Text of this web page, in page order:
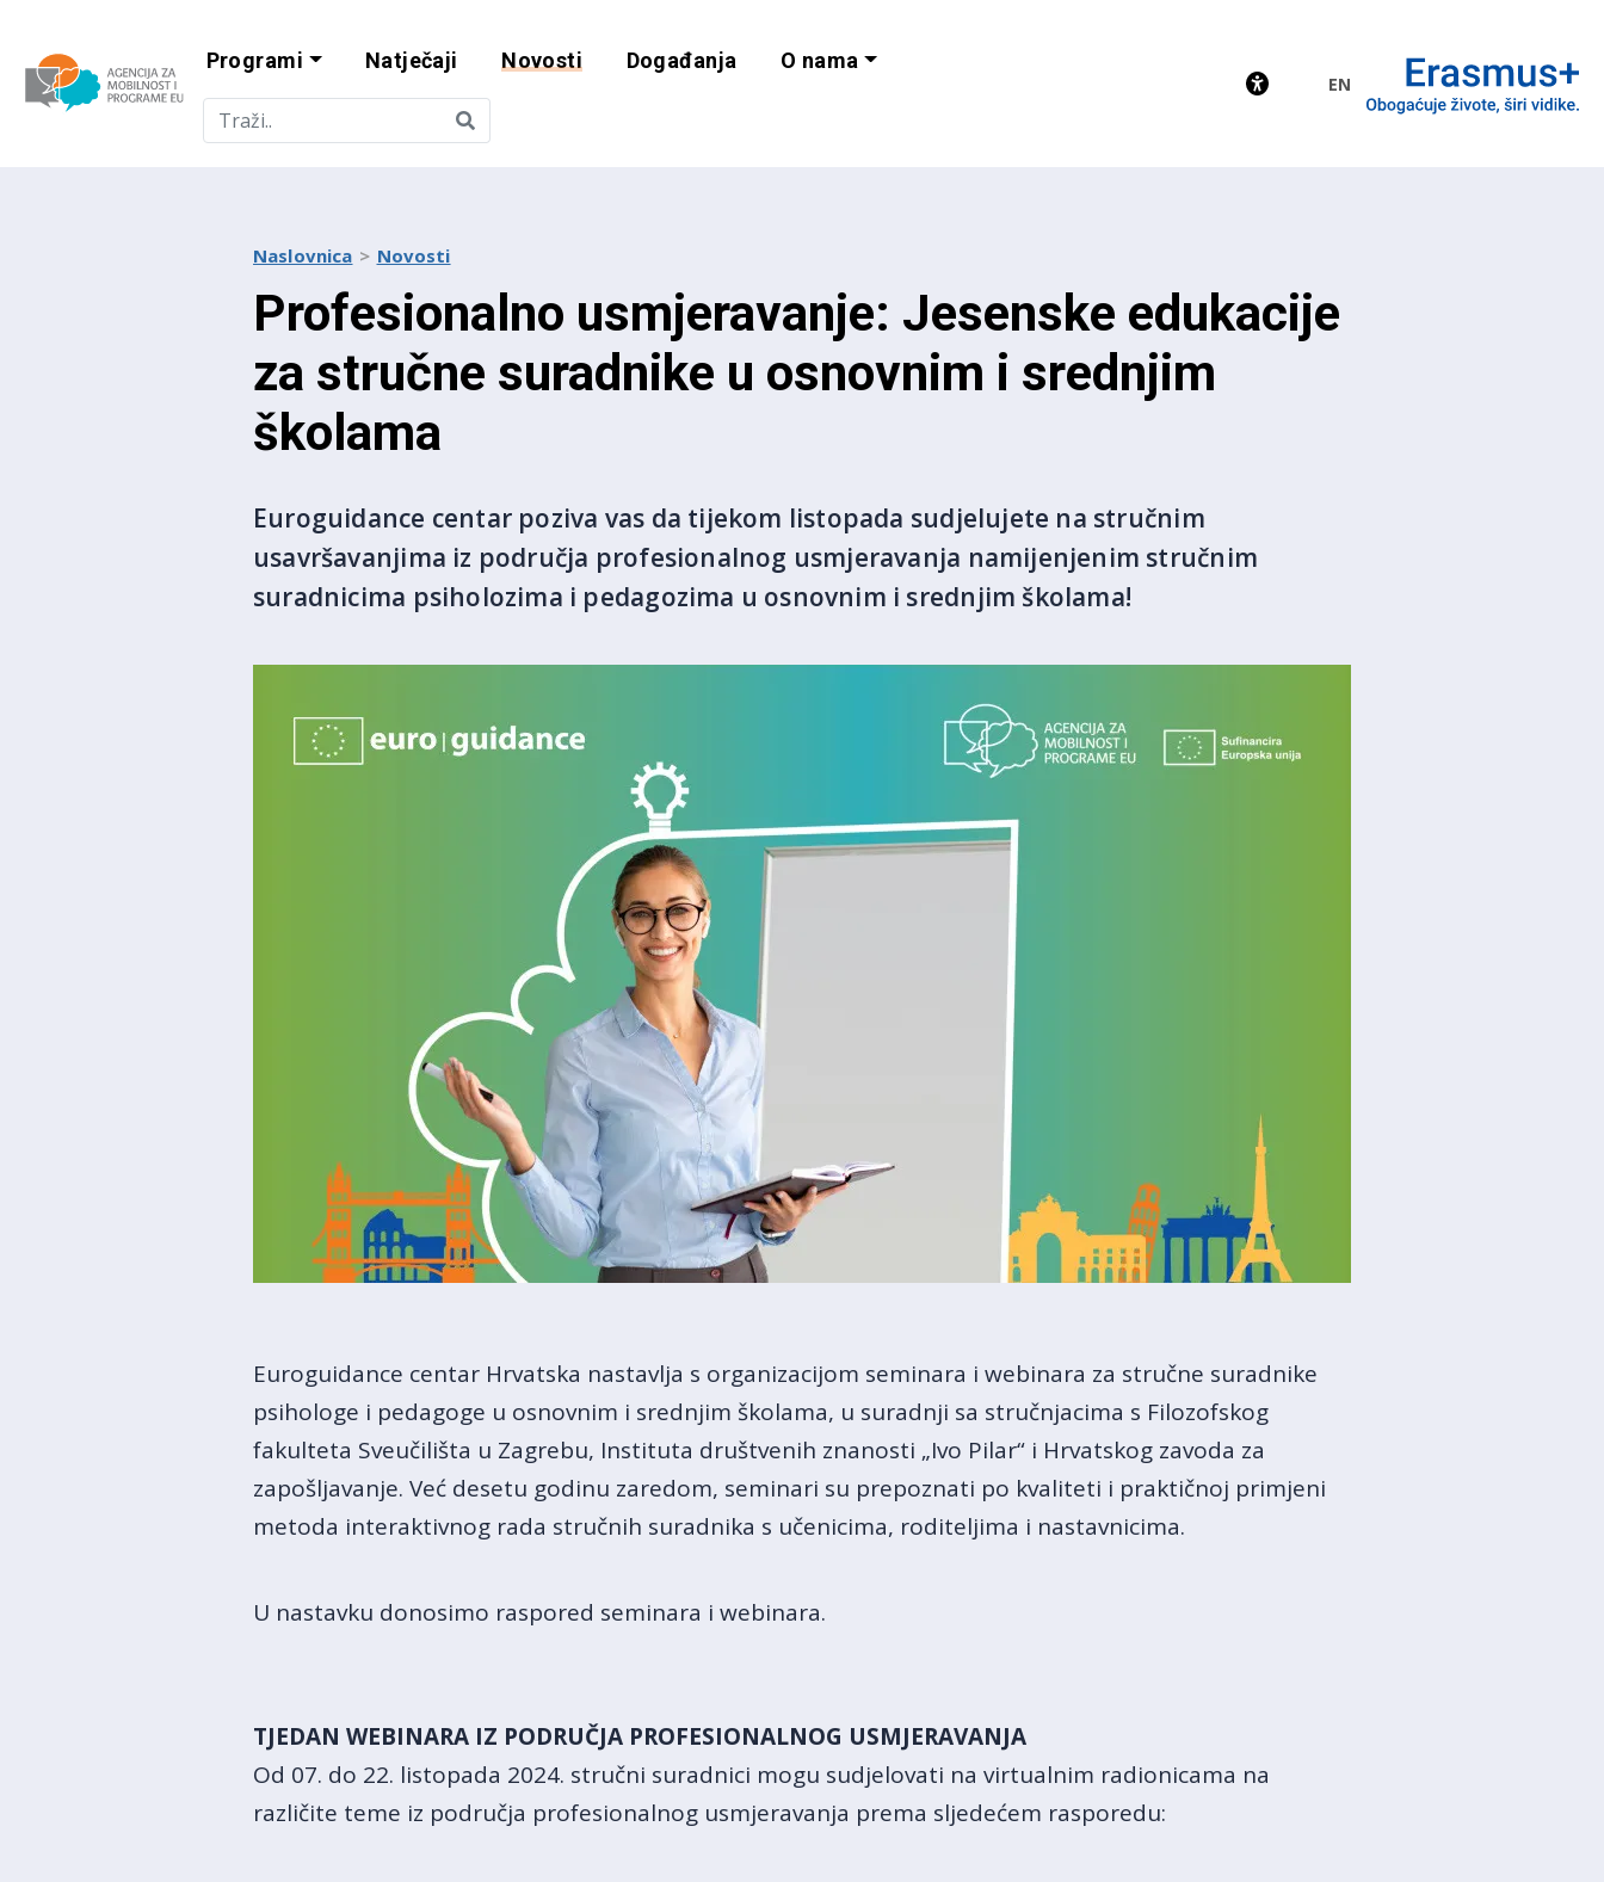
Agencija za mobilnost i programe EU
Programi Natječaji Novosti Događanja O nama
EN
Naslovnica Novosti
Profesionalno usmjeravanje: Jesenske edukacije
za stručne suradnike u osnovnim i srednjim
školama
Euroguidance centar poziva vas da tijekom listopada sudjelujete na stručnim
usavršavanjima iz područja profesionalnog usmjeravanja namijenjenim stručnim
suradnicima psiholozima i pedagozima u osnovnim i srednjim školama!
Euroguidance centar Hrvatska nastavlja s organizacijom seminara i webinara za stručne suradnike
psihologe i pedagoge u osnovnim i srednjim školama, u suradnji sa stručnjacima s Filozofskog
fakulteta Sveučilišta u Zagrebu, Instituta društvenih znanosti „Ivo Pilar“ i Hrvatskog zavoda za
zapošljavanje. Već desetu godinu zaredom, seminari su prepoznati po kvaliteti i praktičnoj primjeni
metoda interaktivnog rada stručnih suradnika s učenicima, roditeljima i nastavnicima.
U nastavku donosimo raspored seminara i webinara.
TJEDAN WEBINARA IZ PODRUČJA PROFESIONALNOG USMJERAVANJA
Od 07. do 22. listopada 2024. stručni suradnici mogu sudjelovati na virtualnim radionicama na
različite teme iz područja profesionalnog usmjeravanja prema sljedećem rasporedu: